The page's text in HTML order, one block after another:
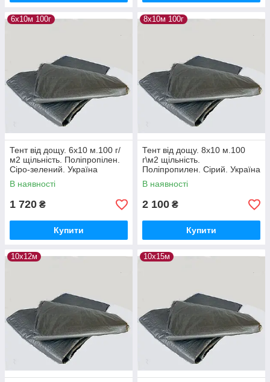
6х10м 100г
Тент від дощу. 6х10 м.100 г/
м2 щільність. Поліпропілен.
Сіро-зелений. Україна
В наявності
1 720 ₴
Купити
8х10м 100г
Тент від дощу. 8х10 м.100
г\м2 щільність.
Поліпропилен. Сірий. Україна
В наявності
2 100 ₴
Купити
10х12м 10х15м